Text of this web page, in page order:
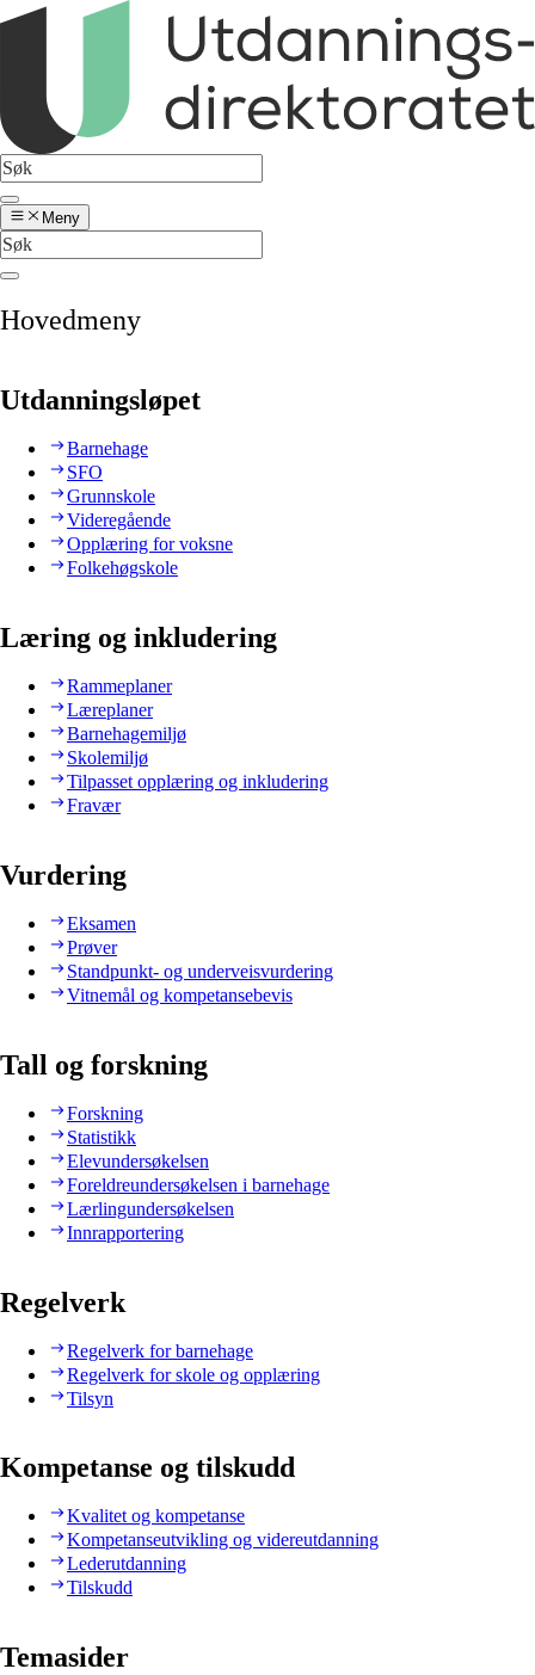
Meny
Hovedmeny
Utdanningsløpet
Barnehage
SFO
Grunnskole
Videregående
Opplæring for voksne
Folkehøgskole
Læring og inkludering
Rammeplaner
Læreplaner
Barnehagemiljø
Skolemiljø
Tilpasset opplæring og inkludering
Fravær
Vurdering
Eksamen
Prøver
Standpunkt- og underveisvurdering
Vitnemål og kompetansebevis
Tall og forskning
Forskning
Statistikk
Elevundersøkelsen
Foreldreundersøkelsen i barnehage
Lærlingundersøkelsen
Innrapportering
Regelverk
Regelverk for barnehage
Regelverk for skole og opplæring
Tilsyn
Kompetanse og tilskudd
Kvalitet og kompetanse
Kompetanseutvikling og videreutdanning
Lederutdanning
Tilskudd
Temasider